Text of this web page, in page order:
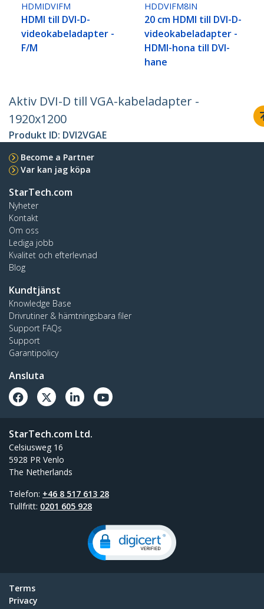
HDMIDVIFM
HDMI till DVI-D-
videokabeladapter -
F/M
HDDVIFM8IN
20 cm HDMI till DVI-D-
videokabeladapter -
HDMI-hona till DVI-
hane
Aktiv DVI-D till VGA-kabeladapter -
1920x1200
Produkt ID: DVI2VGAE
Become a Partner
Var kan jag köpa
StarTech.com
Nyheter
Kontakt
Om oss
Lediga jobb
Kvalitet och efterlevnad
Blog
Kundtjänst
Knowledge Base
Drivrutiner & hämtningsbara filer
Support FAQs
Support
Garantipolicy
Ansluta
StarTech.com Ltd.
Celsiusweg 16
5928 PR Venlo
The Netherlands
Telefon: +46 8 517 613 28
Tullfritt: 0201 605 928
Terms
Privacy